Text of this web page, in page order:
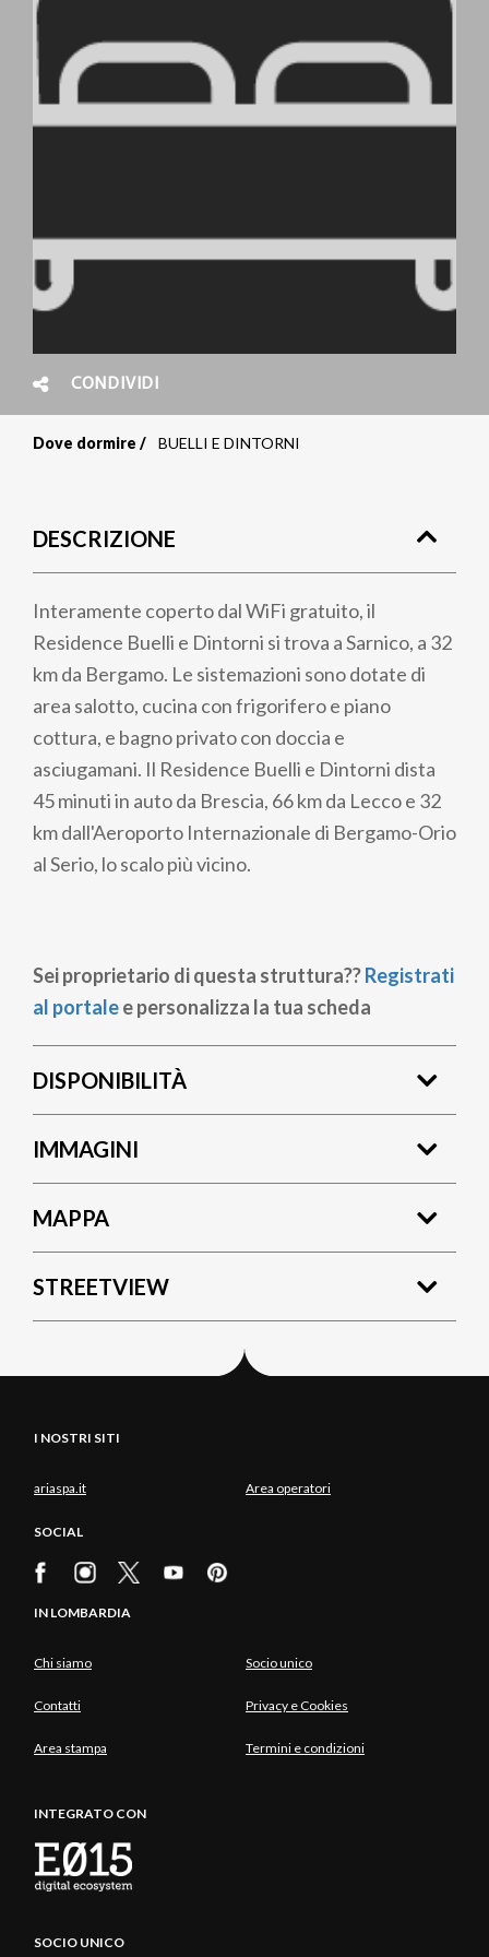
CONDIVIDI
pane
Dove dormire BUELLI E DINTORNI
DESCRIZIONE
Interamente coperto dal WiFi gratuito, il
Residence Buelli e Dintorni si trova a Sarnico, a 32
km da Bergamo. Le sistemazioni sono dotate di
area salotto, cucina con frigorifero e piano
cottura, e bagno privato con doccia e
asciugamani. Il Residence Buelli e Dintorni dista
45 minuti in auto da Brescia, 66 km da Lecco e 32
km dall'Aeroporto Internazionale di Bergamo-Orio
al Serio, lo scalo più vicino.
Sei proprietario di questa struttura??Registrati
al portalee personalizza la tua scheda
DISPONIBILITÀ
IMMAGINI
MAPPA
STREETVIEW
I NOSTRI SITI
ariaspa.it Area operatori
SOCIAL
IN LOMBARDIA
Chi siamo Socio unico
Contatti Privacy e Cookies
Area stampa Termini e condizioni
INTEGRATO CON
SOCIO UNICO